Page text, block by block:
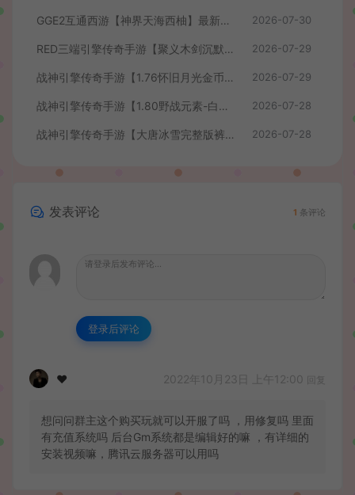
GGE2互通西游【神界天海西柚】最新整理Win系服务端+安卓苹果PC三端+内置GM工具+全套源码+详细搭建教程+视频教程 2026-07-30
RED三端引擎传奇手游【聚义木剑沉默高仿嘟嘟沉默】最新整理Win系服务端+安卓苹果PC三端+详细搭建教程 2026-07-29
战神引擎传奇手游【1.76怀旧月光金币版】最新整理Win系复古服务端+安卓苹果双端+GM授权物品后台+详细搭建教程 2026-07-29
战神引擎传奇手游【1.80野战元素-白猪7.2免授权】最新整理Win系特色服务端+安卓+GM授权物品后台+详细搭建教程 2026-07-28
战神引擎传奇手游【大唐冰雪完整版裤衩7.0免授权】最新整理Win系特色服务端+GM授权后台+安卓苹果双端+详细搭建教程 2026-07-28
发表评论 1 条评论
登录后评论
❤ 2022年10月23日 上午12:00 回复
想问问群主这个购买玩就可以开服了吗 ，用修复吗 里面
有充值系统吗 后台Gm系统都是编辑好的嘛 ，有详细的
安装视频嘛，腾讯云服务器可以用吗